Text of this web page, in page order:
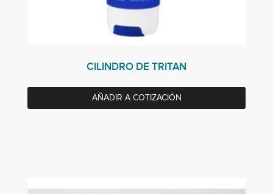
CILINDRO DE TRITAN
AÑADIR A COTIZACIÓN